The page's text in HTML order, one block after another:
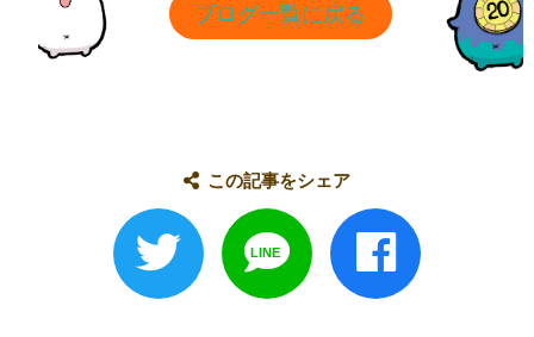
ブログ一覧に戻る
この記事をシェア